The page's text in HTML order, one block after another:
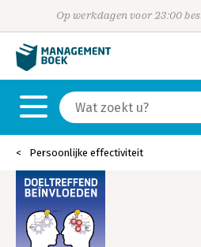
Op werkdagen voor 23:00
Persoonlijke effectiviteit